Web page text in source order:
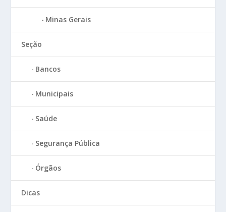
Minas Gerais
Seção
Bancos
Municipais
Saúde
Segurança Pública
Órgãos
Dicas